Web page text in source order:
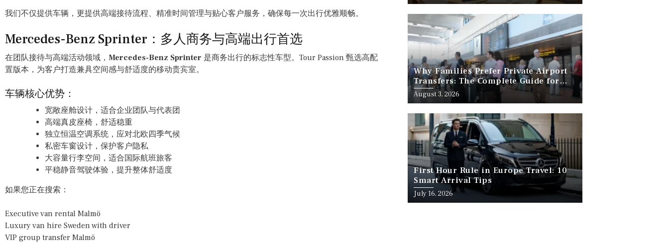
我们不仅提供车辆，更提供高端接待流程、精准时间管理与贴心客户服务，确保每一次出行优雅顺畅。
Mercedes-Benz Sprinter：多人商务与高端出行首选
在团队接待与高端活动领域， Mercedes-Benz Sprinter 是商务出行的标志性车型。Tour Passion 甄选高配
置版本，为客户打造兼具空间感与舒适度的移动贵宾室。
车辆核心优势：
宽敞座舱设计，适合企业团队与代表团
高端真皮座椅，舒适稳重
独立恒温空调系统，应对北欧四季气候
私密车窗设计，保护客户隐私
大容量行李空间，适合国际航班旅客
平稳静音驾驶体验，提升整体舒适度
如果您正在搜索：
Executive van rental Malmö
Luxury van hire Sweden with driver
VIP group transfer Malmö
Why Families Prefer Private Airport
Transfers: The Complete Guide for
Stress-Free Family Travel
August 3, 2026
First Hour Rule in Europe Travel: 10
Smart Arrival Tips
July 16, 2026